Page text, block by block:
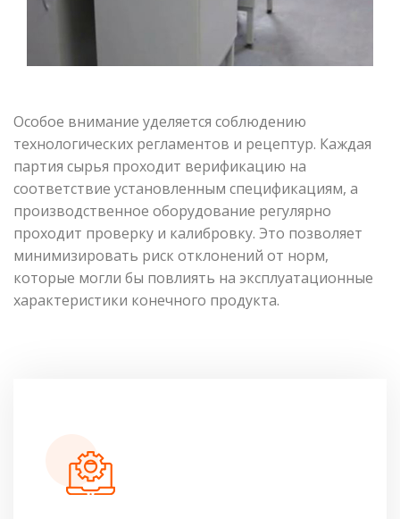
Особое внимание уделяется соблюдению
технологических регламентов и рецептур. Каждая
партия сырья проходит верификацию на
соответствие установленным спецификациям, а
производственное оборудование регулярно
проходит проверку и калибровку. Это позволяет
минимизировать риск отклонений от норм,
которые могли бы повлиять на эксплуатационные
характеристики конечного продукта.